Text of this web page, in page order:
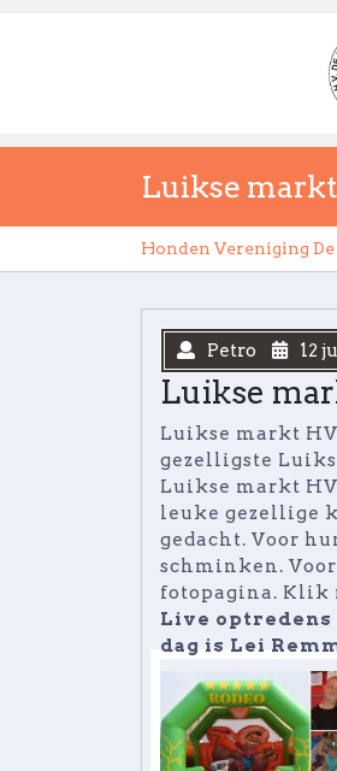
Luikse markt
Honden Vereniging
Petro 12
Luikse
Luikse markt HV
gezelligste
Luikse markt
leuke gezellige
gedacht. Voor
schminken.
fotopagina. Klik
Live optredens
dag is Lei